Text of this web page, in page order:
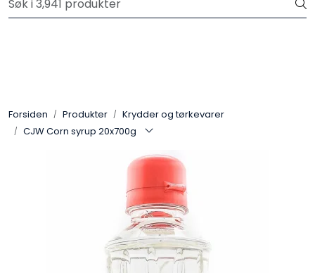
Skip to main content
Velkommen til vår nye nettbutikk! Trykk her for å lese mer
Forsiden Produkter
Krydder og tørkevarer
CJW Corn syrup 20x700g
Restaurantprodukter